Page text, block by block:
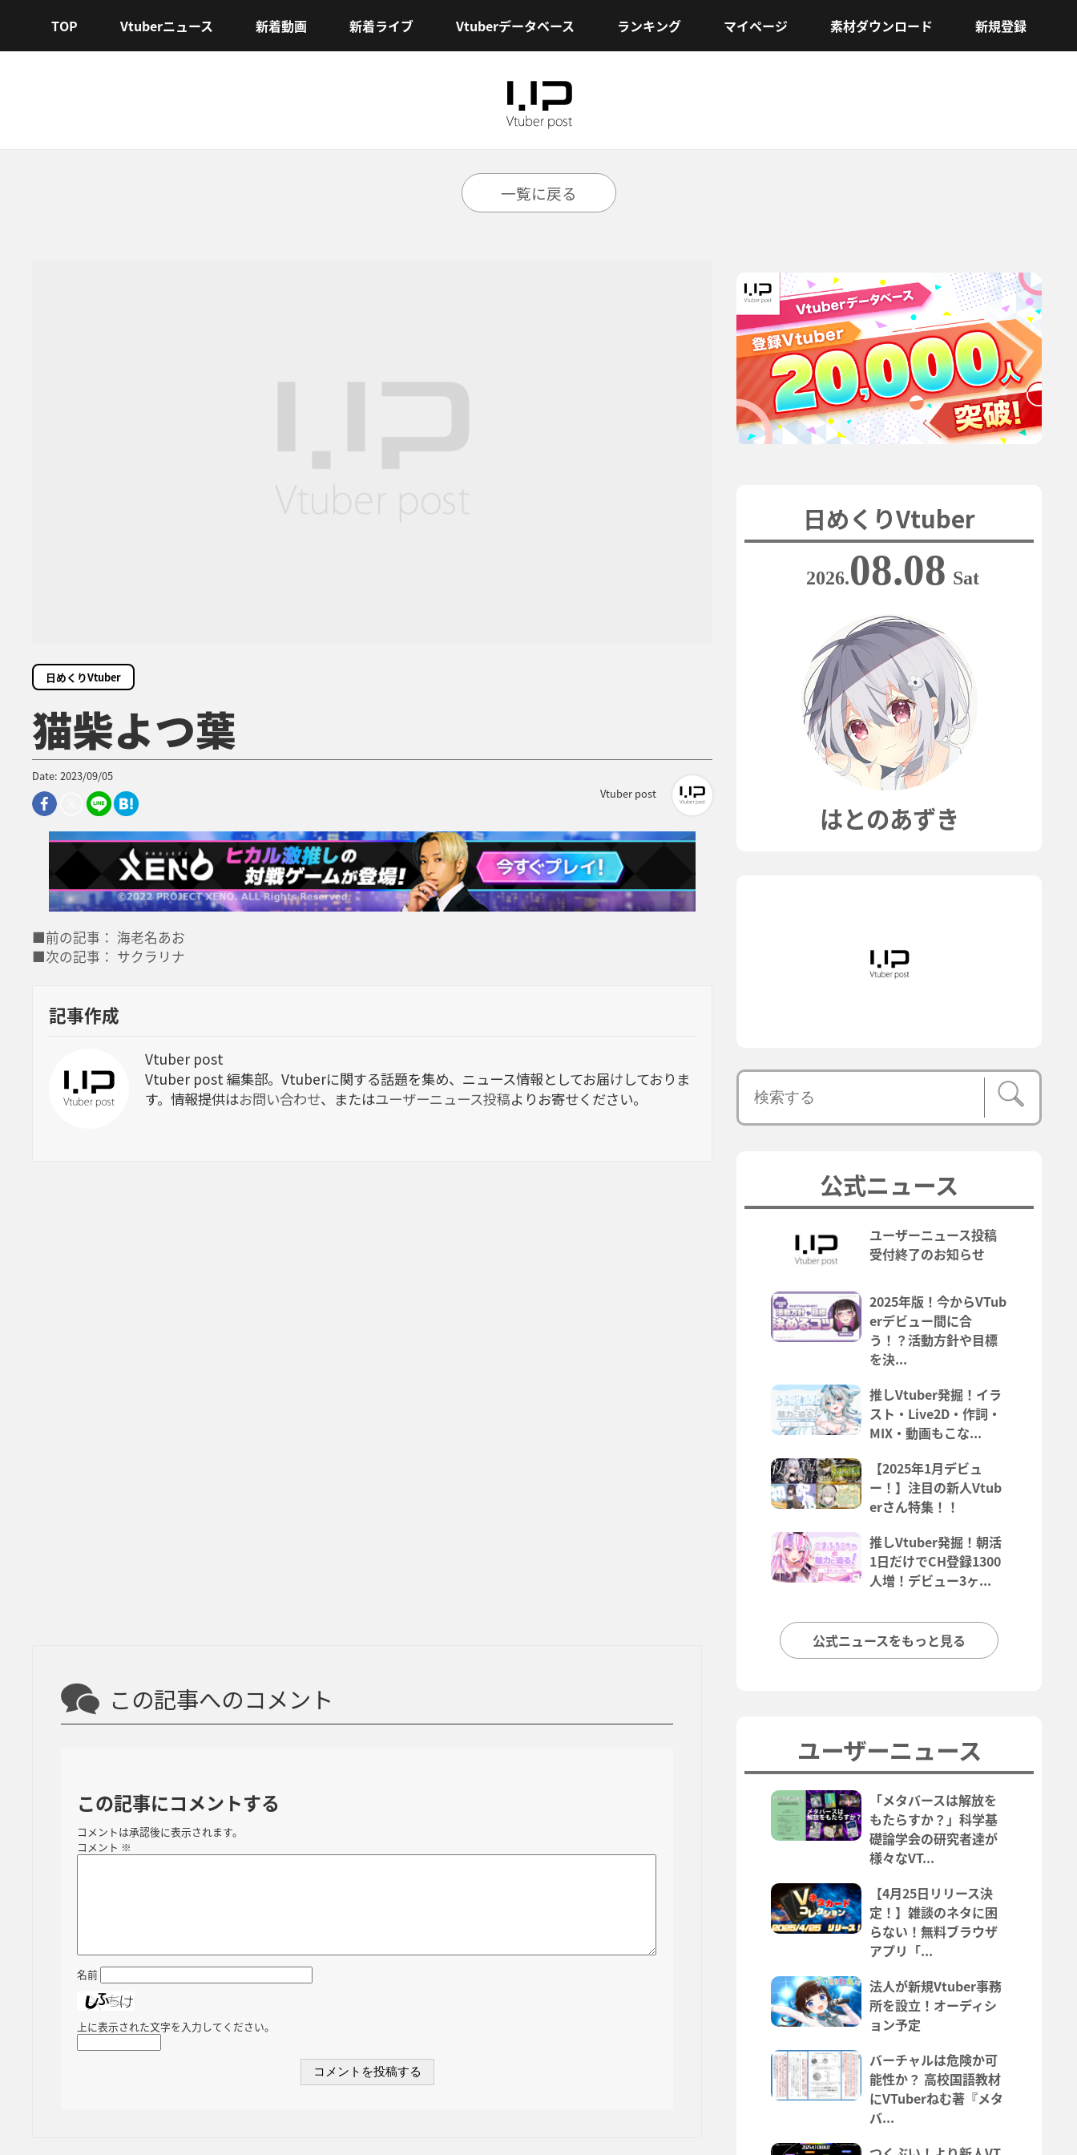
TOP Vtuberニュース 新着動画 新着ライブ Vtuberデータベース ランキング マイページ 素材ダウンロード 新規登録
一覧に戻る
日めくりVtuber
猫柴よつ葉
Date: 2023/09/05
Vtuber post
■前の記事： 海老名あお
■次の記事： サクラリナ
記事作成
Vtuber post
Vtuber post 編集部。Vtuberに関する話題を集め、ニュース情報としてお届けしておりま
す。情報提供はお問い合わせ、またはユーザーニュース投稿よりお寄せください。
この記事へのコメント
この記事にコメントする
コメントは承認後に表示されます。
コメント ※
名前
上に表示された文字を入力してください。
日めくりVtuber
2026.08.08 Sat
はとのあずき
公式ニュース
ユーザーニュース投稿
受付終了のお知らせ
2025年版！今からVTub
erデビュー間に合
う！？活動方針や目標
を決...
推しVtuber発掘！イラ
スト・Live2D・作詞・
MIX・動画もこな...
【2025年1月デビュ
ー！】注目の新人Vtub
erさん特集！！
推しVtuber発掘！朝活
1日だけでCH登録1300
人増！デビュー3ヶ...
公式ニュースをもっと見る
ユーザーニュース
「メタバースは解放を
もたらすか？」科学基
礎論学会の研究者達が
様々なVT...
【4月25日リリース決
定！】雑談のネタに困
らない！無料ブラウザ
アプリ「...
法人が新規Vtuber事務
所を設立！オーディシ
ョン予定
バーチャルは危険か可
能性か？ 高校国語教材
にVTuberねむ著『メタ
バ...